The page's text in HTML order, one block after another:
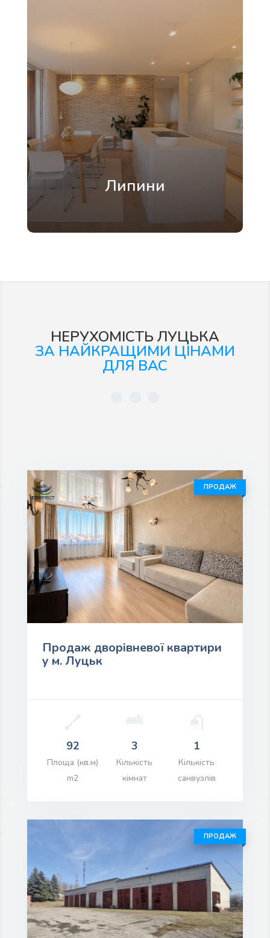
Липини
престижне передмістя Луцька з
розвиненою інфраструктурою
НЕРУХОМІСТЬ ЛУЦЬКА
ЗА НАЙКРАЩИМИ ЦІНАМИ
ДЛЯ ВАС
ПРОДАЖ
$80,000.00
Продаж дворівневої квартири
у м. Луцьк
92
Площа (кв.м)
m2
3
Кількість
кімнат
1
Кількість
санвузлів
ПРОДАЖ